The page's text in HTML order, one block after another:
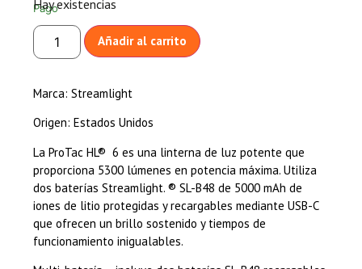
Pago
Hay existencias
Añadir al carrito
Marca: Streamlight
Origen: Estados Unidos
La ProTac HL® 6 es una linterna de luz potente que
proporciona 5300 lúmenes en potencia máxima. Utiliza
dos baterías Streamlight. ® SL-B48 de 5000 mAh de
iones de litio protegidas y recargables mediante USB-C
que ofrecen un brillo sostenido y tiempos de
funcionamiento inigualables.